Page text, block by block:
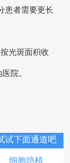
患者需要更长
光斑面积收
院。
试下面通道吧
细胞培植